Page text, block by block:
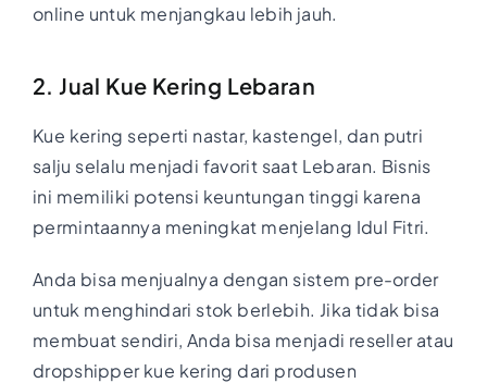
online untuk menjangkau lebih jauh.
2. Jual Kue Kering Lebaran
Kue kering seperti nastar, kastengel, dan putri
salju selalu menjadi favorit saat Lebaran. Bisnis
ini memiliki potensi keuntungan tinggi karena
permintaannya meningkat menjelang Idul Fitri.
Anda bisa menjualnya dengan sistem pre-order
untuk menghindari stok berlebih. Jika tidak bisa
membuat sendiri, Anda bisa menjadi reseller atau
dropshipper kue kering dari produsen